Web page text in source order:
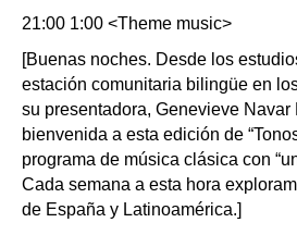
21:00 1:00 <Theme music>
[Buenas noches. Desde los
estación comunitaria bilingüe en
su presentadora, Genevieve Navar
bienvenida a esta edición de
programa de música clásica con
Cada semana a esta hora
de España y Latinoamérica.]